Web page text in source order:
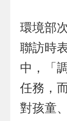
環境部
聯訪時
中，「
任務，
對孩童